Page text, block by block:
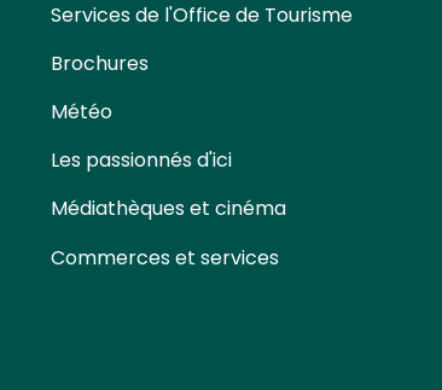
Services de l'Office de Tourisme
Brochures
Météo
Les passionnés d'ici
Médiathèques et cinéma
Commerces et services